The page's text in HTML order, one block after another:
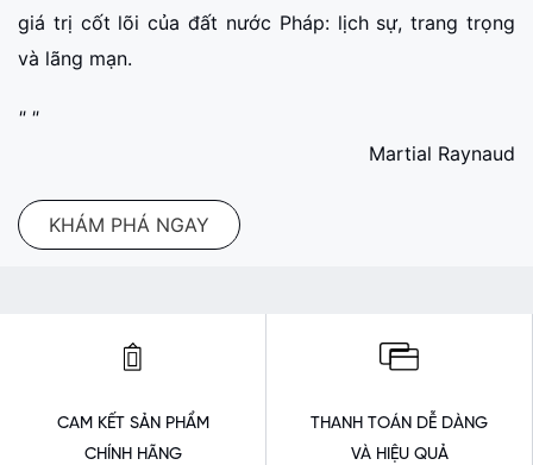
giá trị cốt lõi của đất nước Pháp: lịch sự, trang trọng
và lãng mạn.
" "
Martial Raynaud
KHÁM PHÁ NGAY
CAM KẾT SẢN PHẨM
CHÍNH HÃNG
THANH TOÁN DỄ DÀNG
VÀ HIỆU QUẢ